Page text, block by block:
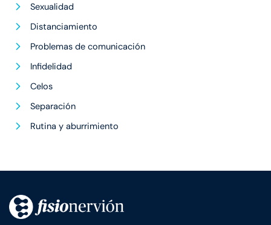
Sexualidad
Distanciamiento
Problemas de comunicación
Infidelidad
Celos
Separación
Rutina y aburrimiento